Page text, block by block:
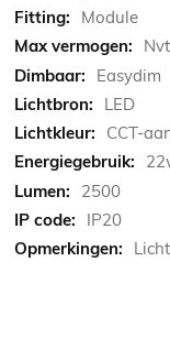
Module
Nvt
Easydim
LED
CCT-
2500
IP20